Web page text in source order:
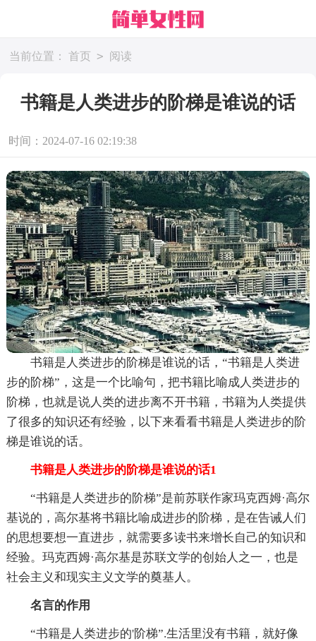
当前位置： 首页 > 阅读
书籍是人类进步的阶梯是谁说的话
时间：2024-07-16 02:19:38
书籍是人类进步的阶梯是谁说的话，“书籍是人类进
步的阶梯”，这是一个比喻句，把书籍比喻成人类进步的
阶梯，也就是说人类的进步离不开书籍，书籍为人类提供
了很多的知识还有经验，以下来看看书籍是人类进步的阶
梯是谁说的话。
书籍是人类进步的阶梯是谁说的话1
“书籍是人类进步的阶梯”是前苏联作家玛克西姆·高尔
基说的，高尔基将书籍比喻成进步的阶梯，是在告诫人们
的思想要想一直进步，就需要多读书来增长自己的知识和
经验。玛克西姆·高尔基是苏联文学的创始人之一，也是
社会主义和现实主义文学的奠基人。
名言的作用
“书籍是人类进步的'阶梯”.生活里没有书籍，就好像